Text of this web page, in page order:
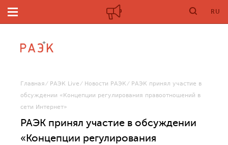
RU
Главная РАЭК Live Новости РАЭК
РАЭК принял участие в
обсуждении «Концепции регулирования правоотношений в
сети Интернет»
РАЭК принял участие в обсуждении
«Концепции регулирования